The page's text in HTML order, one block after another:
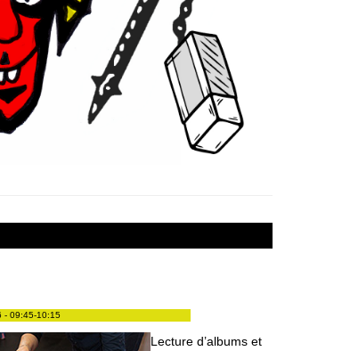
- 09:45-10:15
Lecture d’albums et